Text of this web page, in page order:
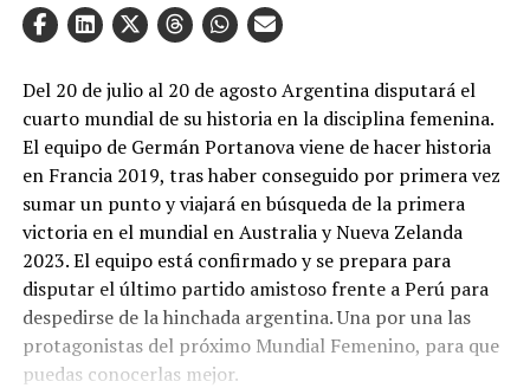
Del 20 de julio al 20 de agosto Argentina disputará el
cuarto mundial de su historia en la disciplina femenina.
El equipo de Germán Portanova viene de hacer historia
en Francia 2019, tras haber conseguido por primera vez
sumar un punto y viajará en búsqueda de la primera
victoria en el mundial en Australia y Nueva Zelanda
2023. El equipo está confirmado y se prepara para
disputar el último partido amistoso frente a Perú para
despedirse de la hinchada argentina. Una por una las
protagonistas del próximo Mundial Femenino, para que
puedas conocerlas mejor.